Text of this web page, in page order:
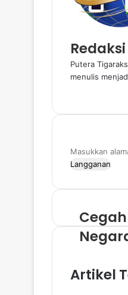
Putera
menulis
b
t
e
M
a
u
a
a
Artikel